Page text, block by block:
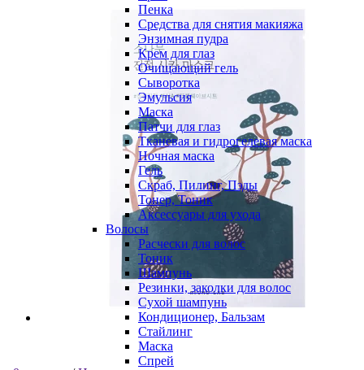
Пенка
Средства для снятия макияжа
Энзимная пудра
Крем для глаз
Очищающий гель
Сыворотка
Эмульсия
Маска
Патчи для глаз
Тканевая и гидрогелевая маска
Ночная маска
Гель
Скраб, Пилинг, Пэды
Тонер, Тоник
Аксессуары для ухода
Волосы
Расчески для волос
Тоник
Шампунь
Резинки, заколки для волос
Сухой шампунь
Кондиционер, Бальзам
Стайлинг
Маска
Спрей